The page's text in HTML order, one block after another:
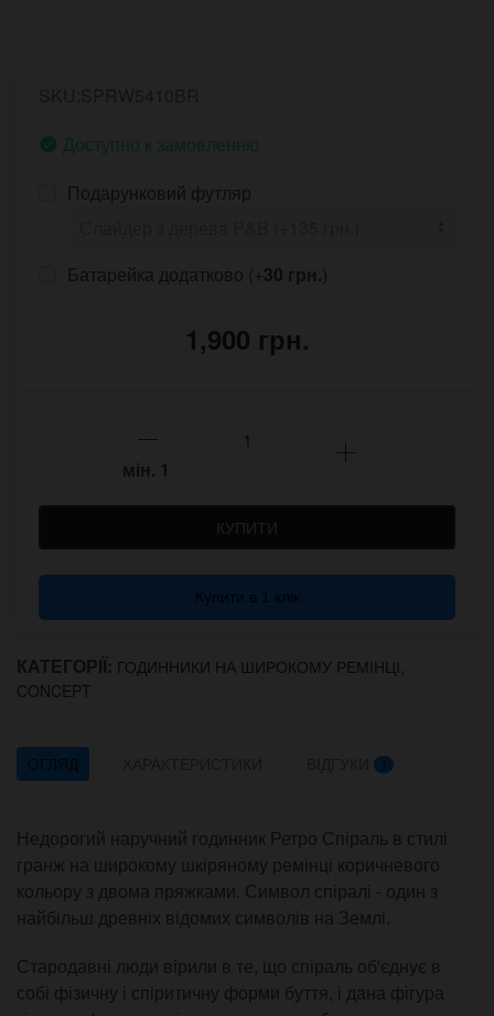
Доступно к замовленню
Подарунковий футляр
Батарейка додатково (+30 грн.)
1,900 грн.
мін. 1
КУПИТИ
Купити в 1 клік
КАТЕГОРІЇ: ГОДИННИКИ НА ШИРОКОМУ РЕМІНЦІ ,
CONCEPT
ОГЛЯД 1
Недорогий наручний годинник Ретро Спіраль в стилі
гранж на широкому шкіряному ремінці коричневого
кольору з двома пряжками. Символ спіралі - один з
найбільш древніх відомих символів на Землі.
Стародавні люди вірили в те, що спіраль об'єднує в
собі фізичну і спіритичну форми буття, і дана фігура